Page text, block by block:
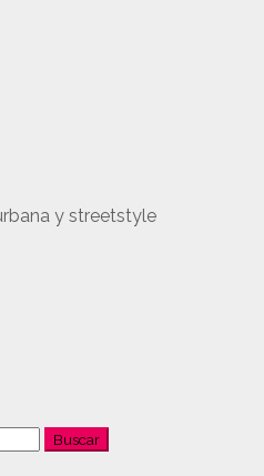
y streetstyle